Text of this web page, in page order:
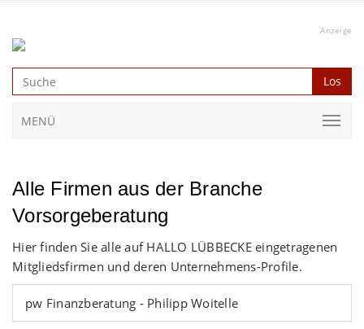
Anzeige
Los
MENÜ
Alle Firmen aus der Branche
Vorsorgeberatung
Hier finden Sie alle auf HALLO LÜBBECKE eingetragenen
Mitgliedsfirmen und deren Unternehmens-Profile.
pw Finanzberatung - Philipp Woitelle